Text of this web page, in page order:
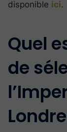
disponible ici.
Quel
de